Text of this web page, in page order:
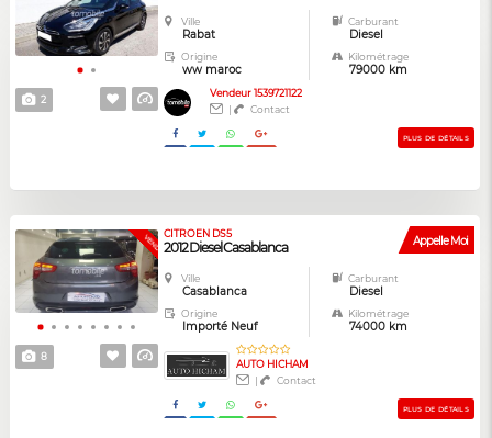
2
Ville
Rabat
Carburant
Diesel
Origine
ww maroc
Kilométrage
79000 km
Vendeur 1539721122
|
Contact
PLUS DE DÉTAILS
8
VENDUE Appelle Moi
CITROEN DS5
2012 Diesel Casablanca
Ville
Casablanca
Carburant
Diesel
Origine
Importé Neuf
Kilométrage
74000 km
AUTO HICHAM
|
Contact
PLUS DE DÉTAILS